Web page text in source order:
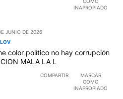
INAPROPIADO
JUNIO DE 2026
color político no hay corrupción
MALA LA L
COMPARTIR
MARCAR
COMO
INAPROPIADO